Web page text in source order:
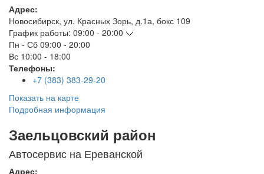
Адрес:
Новосибирск, ул. Красных Зорь, д.1а, бокс 109
График работы: 09:00 - 20:00
Пн - Сб 09:00 - 20:00
Вс 10:00 - 18:00
Телефоны:
+7 (383) 383-29-20
Показать на карте
Подробная информация
Заельцовский район
Автосервис на Ереванской
Адрес: